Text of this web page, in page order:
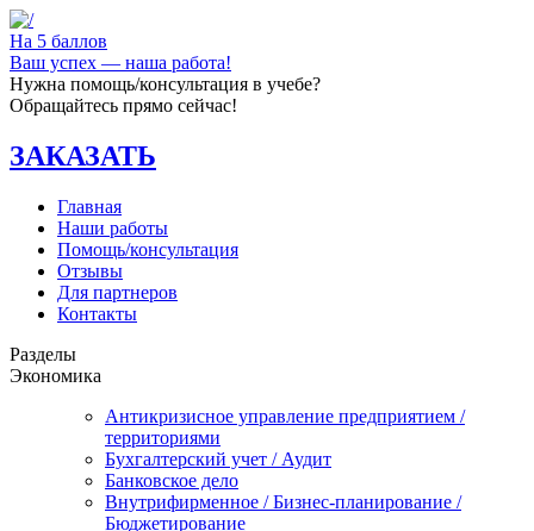
На 5 баллов
Ваш успех — наша работа!
Нужна помощь/консультация в учебе?
Обращайтесь прямо сейчас!
ЗАКАЗАТЬ
Главная
Наши работы
Помощь/консультация
Отзывы
Для партнеров
Контакты
Разделы
Экономика
Антикризисное управление предприятием /
территориями
Бухгалтерский учет / Аудит
Банковское дело
Внутрифирменное / Бизнес-планирование /
Бюджетирование